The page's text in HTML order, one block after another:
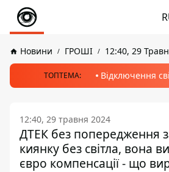
Новини ГРОШІ 12:40, 29
ТОПТЕМА: Відключення
12:40, 29 травня 2024
ДТЕК без попередження
киянку без світла, вона
євро компенсації - що